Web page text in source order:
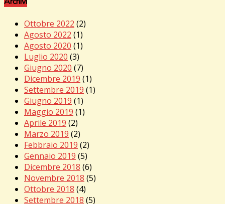
Ottobre 2022 (2)
Agosto 2022 (1)
Agosto 2020 (1)
Luglio 2020 (3)
Giugno 2020 (7)
Dicembre 2019 (1)
Settembre 2019 (1)
Giugno 2019 (1)
Maggio 2019 (1)
Aprile 2019 (2)
Marzo 2019 (2)
Febbraio 2019 (2)
Gennaio 2019 (5)
Dicembre 2018 (6)
Novembre 2018 (5)
Ottobre 2018 (4)
Settembre 2018 (5)